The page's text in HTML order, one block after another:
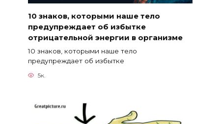
10 знаков, которыми наше тело
предупреждает об избытке
отрицательной энергии в организме
10 знаков, которыми наше тело
предупреждает об избытке
5к.